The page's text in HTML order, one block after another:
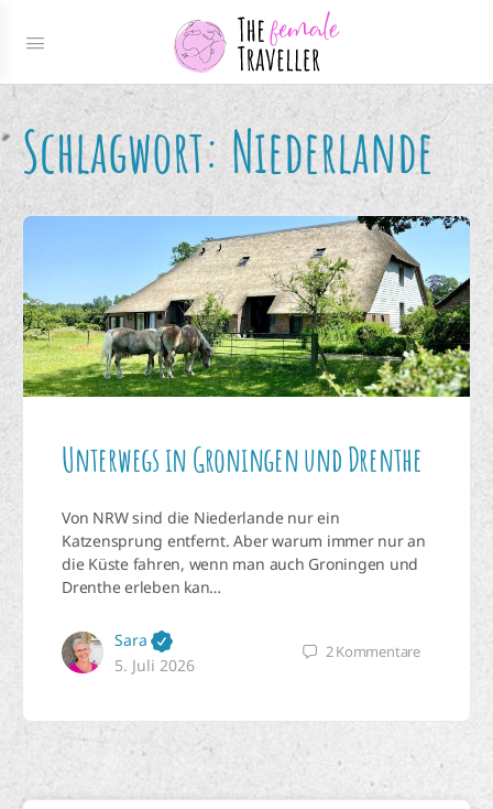
Schlagwort: Niederlande
Unterwegs in Groningen und Drenthe
Von NRW sind die Niederlande nur ein
Katzensprung entfernt. Aber warum immer nur an
die Küste fahren, wenn man auch Groningen und
Drenthe erleben kan…
Sara
5. Juli 2026
2Kommentare